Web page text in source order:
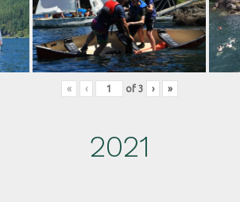
« ‹ of 3 › »
2021